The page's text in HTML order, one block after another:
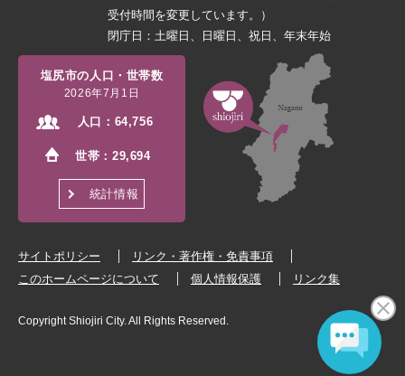
受付時間を変更しています。）
閉庁日：土曜日、日曜日、祝日、年末年始
塩尻市の人口・世帯数
2026年7月1日
人口： 64,756
世帯：29,694
統計情報
サイトポリシー
リンク・著作権・免責事項
このホームページについて
個人情報保護 リンク集
Copyright Shiojiri City. All Rights Reserved.